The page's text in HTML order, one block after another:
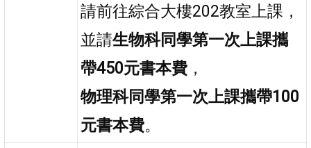
請前往綜合大樓202教室上課，
並請生物科同學第一次上課攜
帶450元書本費 ，
物理科同學第一次上課攜帶100
元書本費。